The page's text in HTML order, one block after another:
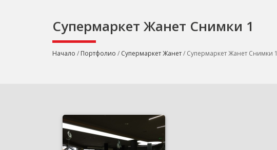
Супермаркет Жанет Снимки 1
Начало / Портфолио / Супермаркет Жанет/ Супермаркет Жанет Снимки 1